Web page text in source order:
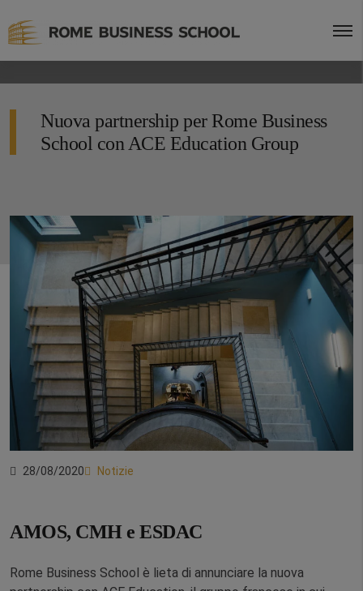
Nuova partnership per Rome Business
School con ACE Education Group
28/08/2020 Notizie
AMOS, CMH e ESDAC
Rome Business School è lieta di annunciare la nuova